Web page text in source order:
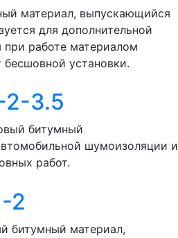
материал, выпускающийся
для дополнительной
работе материалом
установки.
2-3.5
битумный
шумоизоляции и
работ.
2
битумный материал,